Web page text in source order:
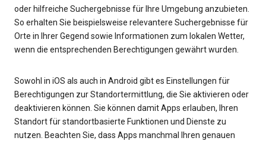
oder hilfreiche Suchergebnisse für Ihre Umgebung anzubieten.
So erhalten Sie beispielsweise relevantere Suchergebnisse für
Orte in Ihrer Gegend sowie Informationen zum lokalen Wetter,
wenn die entsprechenden Berechtigungen gewährt wurden.
Sowohl in iOS als auch in Android gibt es Einstellungen für
Berechtigungen zur Standortermittlung, die Sie aktivieren oder
deaktivieren können. Sie können damit Apps erlauben, Ihren
Standort für standortbasierte Funktionen und Dienste zu
nutzen. Beachten Sie, dass Apps manchmal Ihren genauen